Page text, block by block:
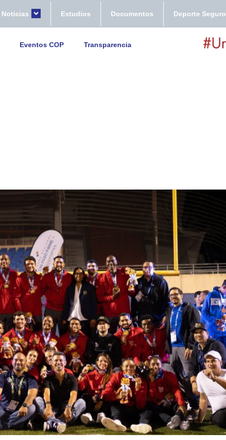
Noticias Estudios Documentos Deporte Seguro
Eventos COP Transparencia